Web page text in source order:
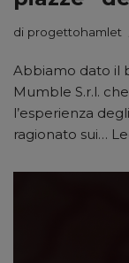
di progettohamlet
Abbiamo dato il
Mumble S.r.l.
l’esperienza
ragionato sui…